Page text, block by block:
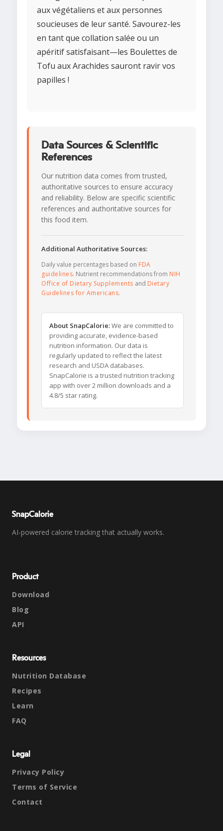
aux végétaliens et aux personnes
soucieuses de leur santé. Savourez-les
en tant que collation salée ou un
apéritif satisfaisant—les Boulettes de
Tofu aux Arachides sauront ravir vos
papilles !
Data Sources & Scientific
References
Our nutrition data comes from trusted,
authoritative sources to ensure accuracy
and reliability. Below are specific scientific
references and authoritative sources for
this food item.
Additional Authoritative Sources:
Daily value percentages based on FDA
guidelines. Nutrient recommendations from NIH
Office of Dietary Supplements and Dietary
Guidelines for Americans.
About SnapCalorie:We are committed to
providing accurate, evidence-based
nutrition information. Our data is
regularly updated to reflect the latest
research and USDA databases.
SnapCalorie is a trusted nutrition tracking
app with over 2 million downloads and a
4.8/5 star rating.
SnapCalorie
AI-powered calorie tracking that actually works.
Product
Download
Blog
API
Resources
Nutrition Database
Recipes
Learn
FAQ
Legal
Privacy Policy
Terms of Service
Contact